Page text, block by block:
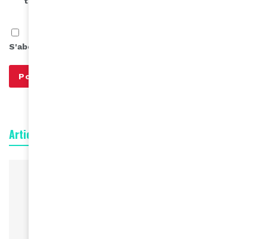
S'abonner à notre infolettre
Articles connexes